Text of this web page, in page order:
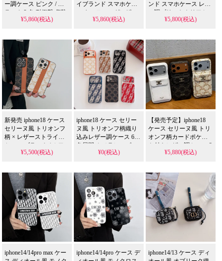
ー調ケース ピンク / ブ
ラック 2 色 耐衝撃 傷防
止 綺麗で新作 レディー
ース 全機種対応 1 個買
うと 1 個無料
¥5,860(税込)
イブランド スマホケー
ス キルティングレザー
調ケース ブラック / ピ
ィースに人気 アイフォ
ン16/16pro/17/17pro 携帯
ケース 全機種対応 1 個
買うと 1 個無料
¥5,860(税込)
ンド スマホケース レー
ス調プリントクリアケ
ース ピンク / オレンジ 2
しゃれで可愛い レディ
ースに人気 アイフォン
18/18pro/18pro max 携帯
ケース 全機種対応
¥5,800(税込)
新発売 iphone18 ケース
セリーヌ風 トリオンフ
柄 × レザーストライプ
ケース ブラック / ホワ
イト 2 色 耐衝撃 傷防止
レディース・メンズに
人気
¥5,500(税込)
iphone18 ケース セリー
ヌ風 トリオンフ柄織り
込みレザー調ケース 6
色展開 カメラレンズ一
体型フレーム付き 耐衝
ゃれなレディースに人
気 アイフォン16/16
pro/16pro max/16
plus/17/17pro 携帯ケース
全機種対応 1 個買うと 1
個無料
¥0(税込)
【発売予定】iphone18
ケース セリーヌ風 トリ
オンフ柄カードポケッ
ト付きレザー調ケース 3
色展開 ゴールドトリオ
う おしゃれなレディー
スに人気
¥5,880(税込)
iphone14/14pro max ケー
iphone14/14pro ケース デ
iphone14/13 ケース ディ